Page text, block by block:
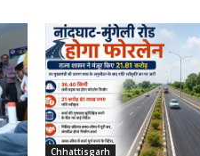
Chhattisgarh